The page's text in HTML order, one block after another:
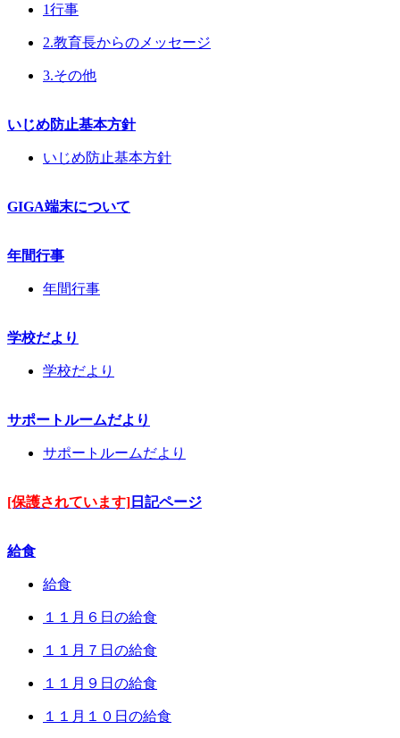
1行事
2.教育長からのメッセージ
3.その他
いじめ防止基本方針
いじめ防止基本方針
GIGA端末について
年間行事
年間行事
学校だより
学校だより
サポートルームだより
サポートルームだより
[保護されています] 日記ページ
給食
給食
１１月６日の給食
１１月７日の給食
１１月９日の給食
１１月１０日の給食